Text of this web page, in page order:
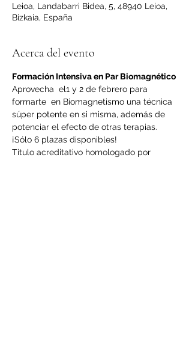
Leioa, Landabarri Bidea, 5, 48940 Leioa,
Bizkaia, España
Acerca del evento
Formación Intensiva en Par Biomagnético
Aprovecha  el1 y 2 de febrero para
formarte  en Biomagnetismo una técnica
súper potente en si misma, además de
potenciar el efecto de otras terapias.
¡Sólo 6 plazas disponibles!
Titulo acreditativo homologado por